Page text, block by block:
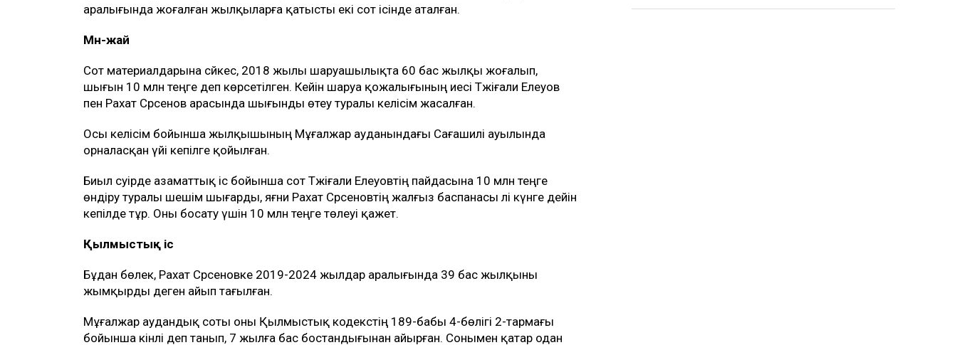
ТАҒЫ ДА ОҚЫҢЫЗДАР
шығарды
Қазақстанда пәтер мен үйге сұраныс артты
Рахат Сәрсенов бірнеше жыл бойы Мұғалжар ауданындағы «Тайбурыл» шаруа
қожалығында жылқышы болып жұмыс істеген. Оның аты 2019-2024 жылдар
аралығында жоғалған жылқыларға қатысты екі сот ісінде аталған.
Мән-жай
Сот материалдарына сәйкес, 2018 жылы шаруашылықта 60 бас жылқы жоғалып,
шығын 10 млн теңге деп көрсетілген. Кейін шаруа қожалығының иесі Тәжіғали Елеуов
пен Рахат Сәрсенов арасында шығынды өтеу туралы келісім жасалған.
Осы келісім бойынша жылқышының Мұғалжар ауданындағы Сағашилі ауылында
орналасқан үйі кепілге қойылған.